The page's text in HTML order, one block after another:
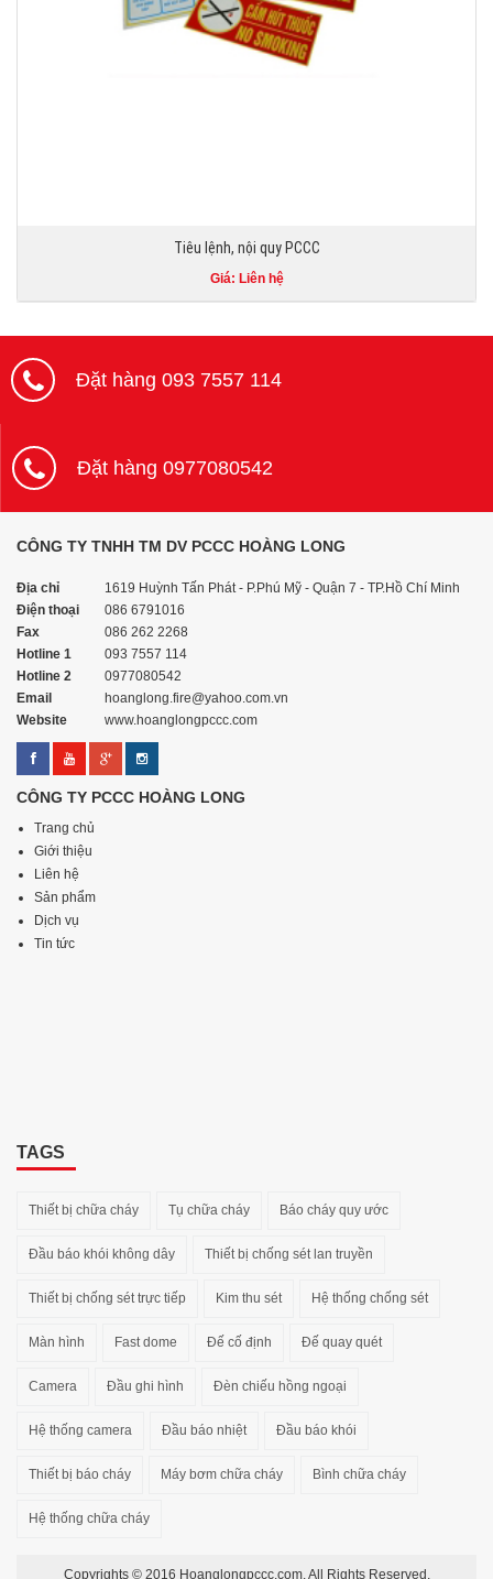
Tiêu lệnh, nội quy PCCC
Giá: Liên hệ
Đặt hàng 093 7557 114
Đặt hàng 0977080542
CÔNG TY TNHH TM DV PCCC HOÀNG LONG
Địa chỉ
1619 Huỳnh Tấn Phát - P.Phú Mỹ - Quận 7 - TP.Hồ Chí Minh
Điện thoại
086 6791016
Fax
086 262 2268
Hotline 1
093 7557 114
Hotline 2
0977080542
Email
hoanglong.fire@yahoo.com.vn
Website
www.hoanglongpccc.com
CÔNG TY PCCC HOÀNG LONG
Trang chủ
Giới thiệu
Liên hệ
Sản phẩm
Dịch vụ
Tin tức
TAGS
Thiết bị chữa cháy Tụ chữa cháy Báo cháy quy ước
Đầu báo khói không dây Thiết bị chống sét lan truyền
Thiết bị chống sét trực tiếp Kim thu sét Hệ thống chống sét
Màn hình Fast dome Đế cố định Đế quay quét
Camera Đầu ghi hình Đèn chiếu hồng ngoại
Hệ thống camera Đầu báo nhiệt Đầu báo khói
Thiết bị báo cháy Máy bơm chữa cháy Bình chữa cháy
Hệ thống chữa cháy
Copyrights © 2016 Hoanglongpccc.com. All Rights Reserved.